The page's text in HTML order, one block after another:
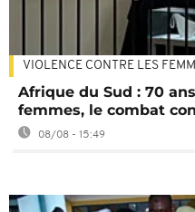
VIOLENCE CONTRE LES
Afrique du Sud : 70
femmes, le combat
08/08 - 15:49